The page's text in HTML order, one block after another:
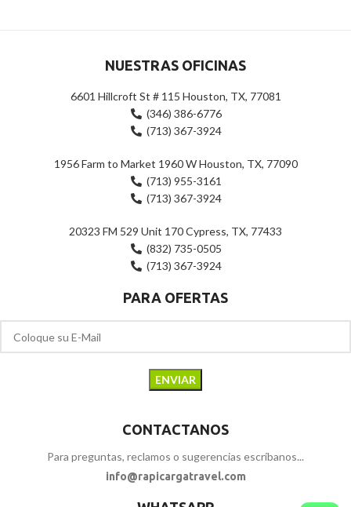
NUESTRAS OFICINAS
6601 Hillcroft St # 115 Houston, TX, 77081
(346) 386-6776
(713) 367-3924
1956 Farm to Market 1960 W Houston, TX, 77090
(713) 955-3161
(713) 367-3924
20323 FM 529 Unit 170 Cypress, TX, 77433
(832) 735-0505
(713) 367-3924
PARA OFERTAS
CONTACTANOS
Para preguntas, reclamos o sugerencias escríbanos...
info@rapicargatravel.com